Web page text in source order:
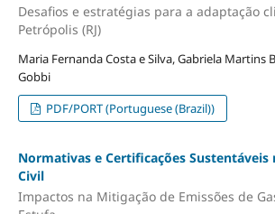
Desafios e estratégias para a adaptação
Petrópolis (RJ)
Maria Fernanda Costa e Silva, Gabriela Martins
Gobbi
PDF/PORT (Portuguese (Brazil))
Normativas e Certificações Sustentáveis
Civil
Impactos na Mitigação de Emissões de